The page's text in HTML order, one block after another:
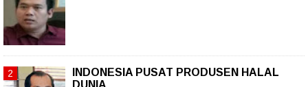
INDONESIA PUSAT PRODUSEN HALAL
DUNIA